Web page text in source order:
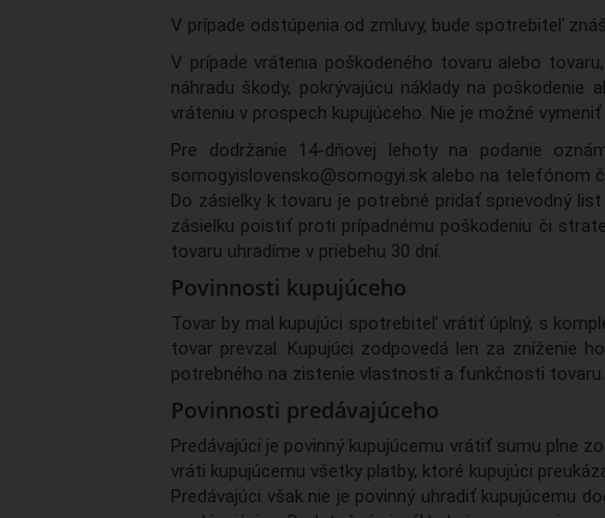
V prípade odstúpenia od zmluvy, bude spotrebiteľ
V prípade vrátenia poškodeného tovaru alebo
náhradu škody, pokrývajúcu náklady na
vráteniu v prospech kupujúceho. Nie je možné
Pre dodržanie 14-dňovej lehoty na podanie
somogyislovensko@somogyi.sk alebo na telefónom
Do zásielky k tovaru je potrebné pridať sprievodný
zásielku poistiť proti prípadnému poškodeniu či
tovaru uhradíme v priebehu 30 dní.
Povinnosti kupujúceho
Tovar by mal kupujúci spotrebiteľ vrátiť úplný, s
tovar prevzal. Kupujúci zodpovedá len za zníženie
potrebného na zistenie vlastností a funkčnosti tovaru.
Povinnosti predávajúceho
Predávajúci je povinný kupujúcemu vrátiť sumu plne
vráti kupujúcemu všetky platby, ktoré kupujúci
Predávajúci však nie je povinný uhradiť kupujúcemu